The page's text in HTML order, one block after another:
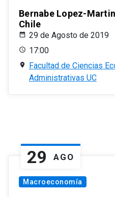
Bernabe Lopez-
Chile
29 de Agosto de 2019
17:00
Facultad de Ciencias
Administrativas UC
29 AGO
Macroeconomía